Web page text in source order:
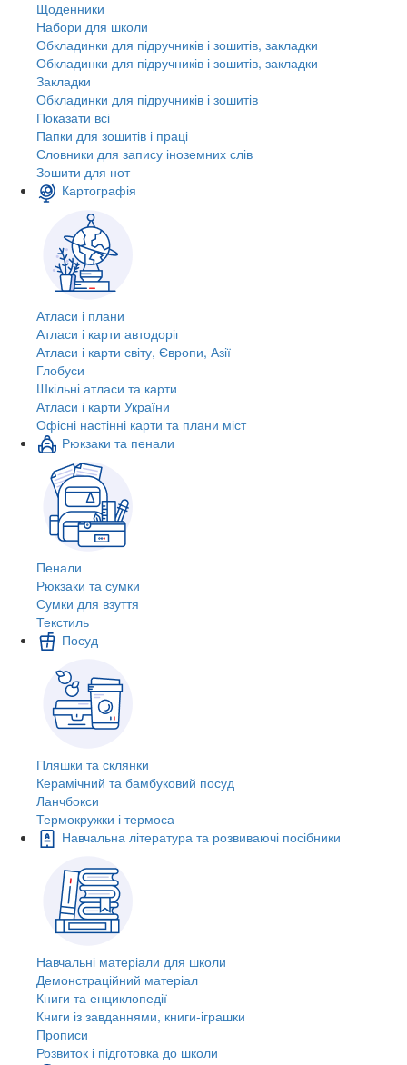
Щоденники
Набори для школи
Обкладинки для підручників і зошитів, закладки
Обкладинки для підручників і зошитів, закладки
Закладки
Обкладинки для підручників і зошитів
Показати всі
Папки для зошитів і праці
Словники для запису іноземних слів
Зошити для нот
Картографія
Атласи і плани
Атласи і карти автодоріг
Атласи і карти світу, Європи, Азії
Глобуси
Шкільні атласи та карти
Атласи і карти України
Офісні настінні карти та плани міст
Рюкзаки та пенали
Пенали
Рюкзаки та сумки
Сумки для взуття
Текстиль
Посуд
Пляшки та склянки
Керамічний та бамбуковий посуд
Ланчбокси
Термокружки і термоса
Навчальна література та розвиваючі посібники
Навчальні матеріали для школи
Демонстраційний матеріал
Книги та енциклопедії
Книги із завданнями, книги-іграшки
Прописи
Розвиток і підготовка до школи